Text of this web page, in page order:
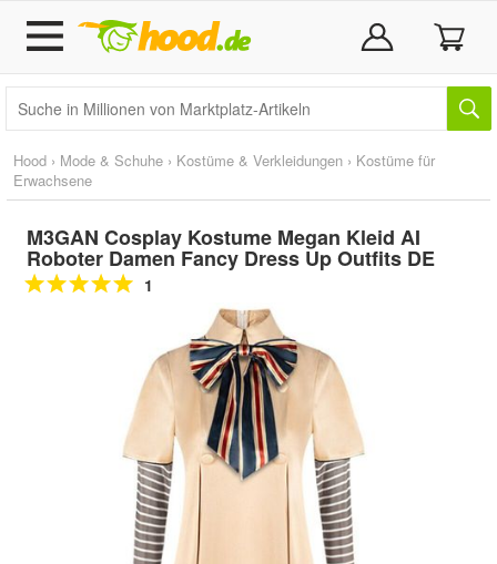
Hood › Mode & Schuhe › Kostüme & Verkleidungen › Kostüme für
Erwachsene
M3GAN Cosplay Kostume Megan Kleid AI
Roboter Damen Fancy Dress Up Outfits DE
1